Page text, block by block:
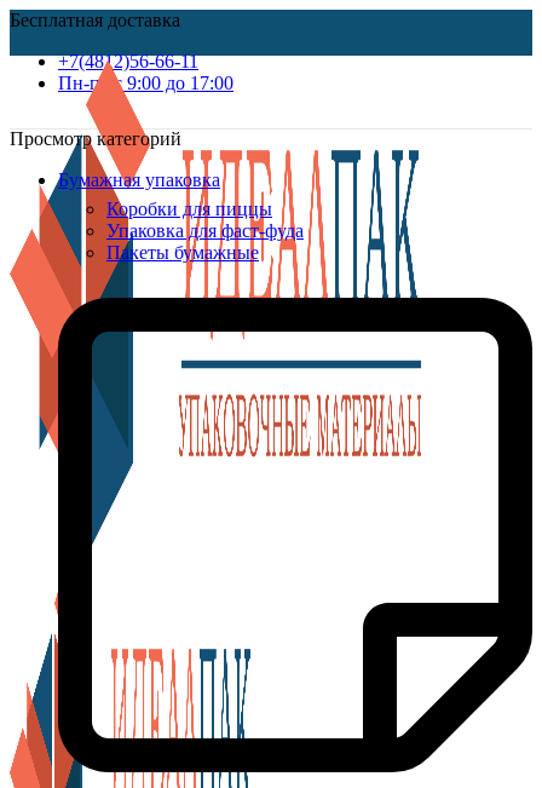
Бесплатная доставка
+7(4812)56-66-11
Пн-пт c 9:00 до 17:00
Просмотр категорий
Бумажная упаковка
Коробки для пиццы
Упаковка для фаст-фуда
Пакеты бумажные